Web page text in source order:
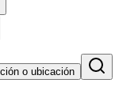
o ubicación